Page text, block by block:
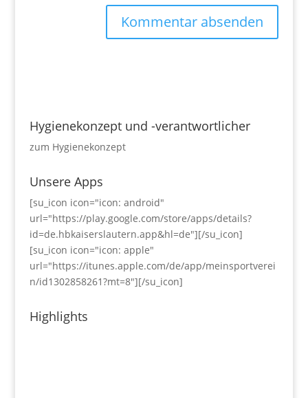
Hygienekonzept und -verantwortlicher
zum Hygienekonzept
Unsere Apps
[su_icon icon="icon: android"
url="https://play.google.com/store/apps/details?
id=de.hbkaiserslautern.app&hl=de"][/su_icon]
[su_icon icon="icon: apple"
url="https://itunes.apple.com/de/app/meinsportverei
n/id1302858261?mt=8"][/su_icon]
Highlights